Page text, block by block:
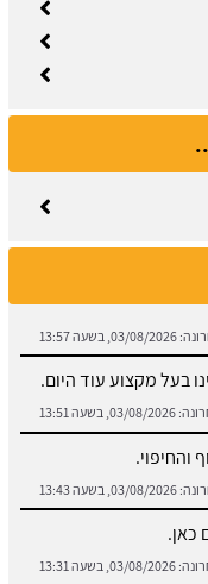
בעל מקצוע עוד היום.
03/08/2026, בשעה 13:51
והחיפוי.
03/08/2026, בשעה 13:43
כאן.
03/08/2026, בשעה 13:31